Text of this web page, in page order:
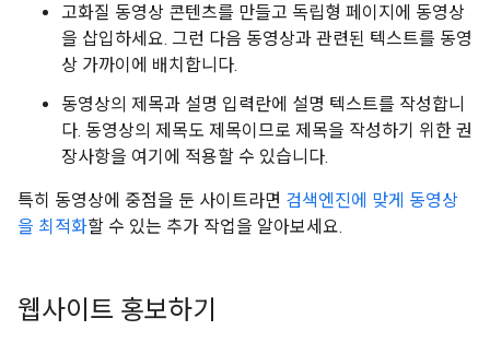
고화질 동영상 콘텐츠를 만들고 독립형 페이지에 동영상
을 삽입하세요. 그런 다음 동영상과 관련된 텍스트를 동영
상 가까이에 배치합니다.
동영상의 제목과 설명 입력란에 설명 텍스트를 작성합니
다. 동영상의 제목도 제목이므로 제목을 작성하기 위한 권
장사항을 여기에 적용할 수 있습니다.
특히 동영상에 중점을 둔 사이트라면 검색엔진에 맞게 동영상
을 최적화할 수 있는 추가 작업을 알아보세요.
웹사이트 홍보하기